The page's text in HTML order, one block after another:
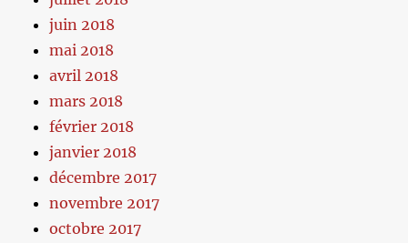
juin 2018
mai 2018
avril 2018
mars 2018
février 2018
janvier 2018
décembre 2017
novembre 2017
octobre 2017